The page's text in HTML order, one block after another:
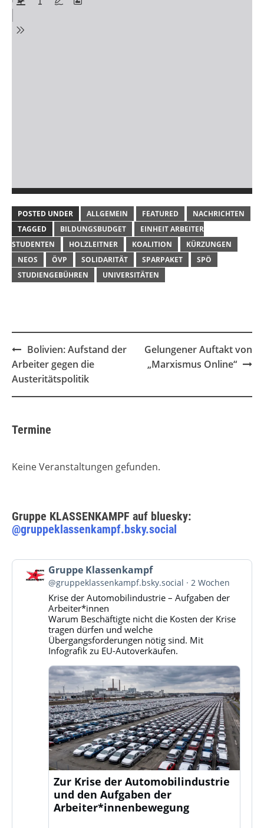
POSTED UNDER ALLGEMEIN FEATURED
NACHRICHTEN
TAGGED
BILDUNGSBUDGET
EINHEIT ARBEITER
STUDENTEN
HOLZLEITNER KOALITION
KÜRZUNGEN
NEOS
ÖVP SOLIDARITÄT SPARPAKET
SPÖ
STUDIENGEBÜHREN
UNIVERSITÄTEN
Post
navigation
Bolivien: Aufstand der
Arbeiter gegen die
Austeritätspolitik
Gelungener Auftakt von
„Marxismus Online“
Termine
Keine Veranstaltungen gefunden.
Gruppe KLASSENKAMPF auf bluesky:
@gruppeklassenkampf.bsky.social
Beitrag
von
Gruppe
Klassenkampf
Bluesky
ansehen
Gruppe Klassenkampf
@gruppeklassenkampf.bsky.social 2 Wochen
Krise der Automobilindustrie – Aufgaben der
Arbeiter*innen
Warum Beschäftigte nicht die Kosten der Krise
tragen dürfen und welche
Übergangsforderungen nötig sind. Mit
Infografik zu EU-Autoverkäufen.
Zur Krise der Automobilindustrie
und den Aufgaben der
Arbeiter*innenbewegung